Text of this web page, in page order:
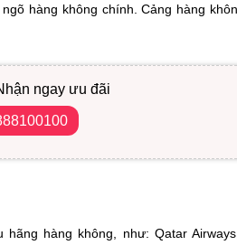
hàng không chính. Cảng hàng
ngay ưu đãi
hàng không, như: Qatar